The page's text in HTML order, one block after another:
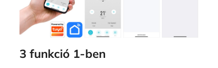
3 funkció 1-ben